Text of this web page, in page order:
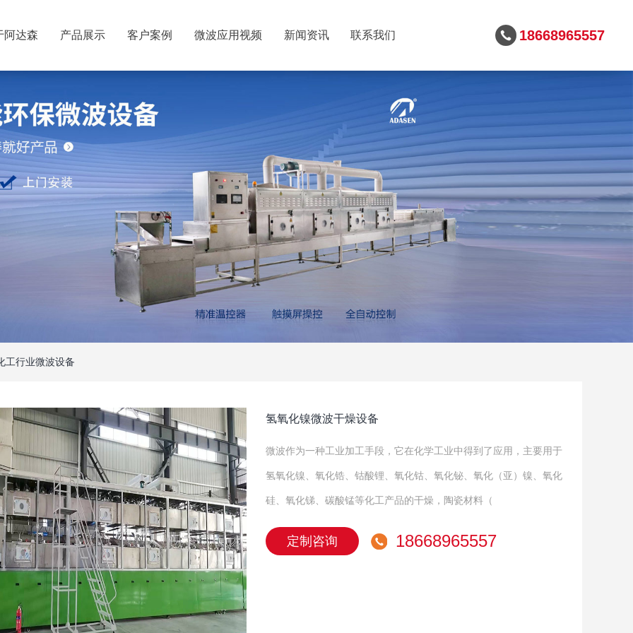
阿达森 产品展示 客户案例 微波应用视频 新闻资讯 联系我们 18668965557
工行业微波设备
氢氧化镍微波干燥设备
微波作为一种工业加工手段，它在化学工业中得到了应用，主要用于
氢氧化镍、氧化锆、钴酸锂、氧化钴、氧化铋、氧化（亚）镍、氧化
硅、氧化锑、碳酸锰等化工产品的干燥，陶瓷材料（
定制咨询 18668965557